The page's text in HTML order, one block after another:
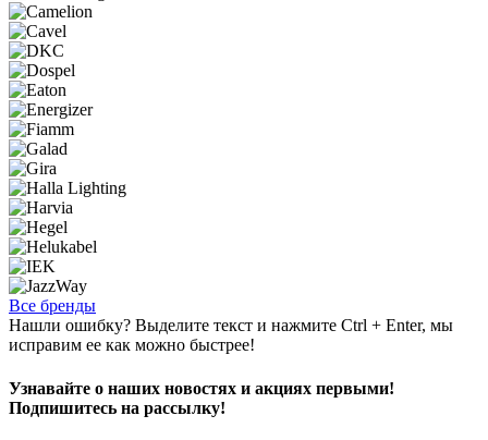
Все бренды
Нашли ошибку? Выделите текст и нажмите Ctrl + Enter, мы
исправим ее как можно быстрее!
Узнавайте о наших новостях и акциях первыми!
Подпишитесь на рассылку!